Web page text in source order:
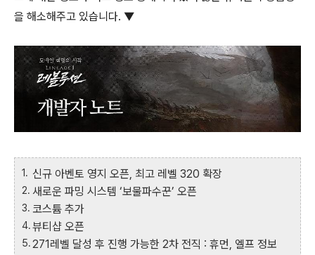
을 해소해주고 있습니다. ▼
신규 아벤토 영지 오픈, 최고 레벨 320 확장
새로운 파밍 시스템 ‘보물파수꾼’ 오픈
코스튬 추가
뷰티샵 오픈
271레벨 달성 후 진행 가능한 2차 전직 : 휴먼, 엘프 정보